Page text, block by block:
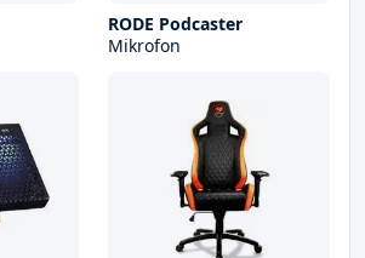
RODE Podcaster
Mikrofon